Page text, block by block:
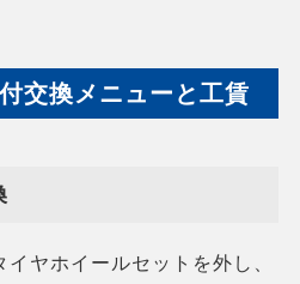
交換メニューと工賃
ヤホイールセットを外し、